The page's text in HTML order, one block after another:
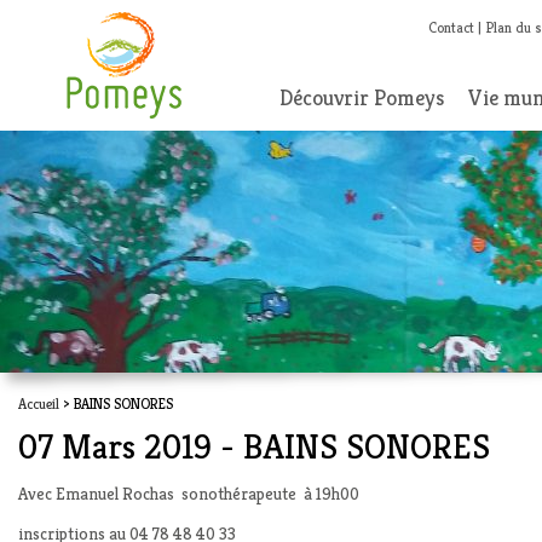
Contact Plan du
Découvrir Pomeys Vie
Accueil > BAINS SONORES
07 Mars 2019 - BAINS SONORES
Avec Emanuel Rochas sonothérapeute à 19h00
inscriptions au 04 78 48 40 33